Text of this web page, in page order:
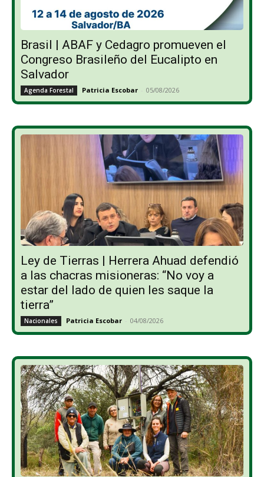
Brasil | ABAF y Cedagro promueven el
Congreso Brasileño del Eucalipto en
Salvador
Agenda Forestal Patricia Escobar - 05/08/2026
Ley de Tierras | Herrera Ahuad defendió
a las chacras misioneras: “No voy a
estar del lado de quien les saque la
tierra”
Nacionales Patricia Escobar - 04/08/2026